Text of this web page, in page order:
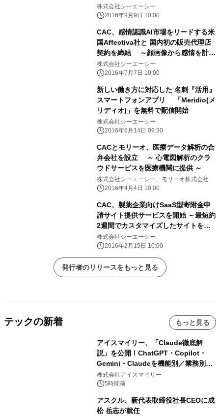
株式会社シーエーシー
2016年9月9日 10:00
CAC、感情認識AI市場をリードする米
国Affectiva社と 国内初の販売代理店
契約を締結 ～顔画像から感情を計
測・分析し、 企業のビジネス拡大を支
援～
株式会社シーエーシー
2016年7月7日 10:00
新しい働き方に対応した 名刺『活用』
スマートフォンアプリ 「Meridio(メ
リディオ)」を無料で配信開始
株式会社シーエーシー
2016年6月14日 09:30
CACとモリーオ、医療データ解析の合
弁会社を設立 ～ 心電図解析のクラ
ウドサービスを医療機関に提供 ～
株式会社シーエーシー、モリーオ株式会社
2016年4月4日 10:00
CAC、製薬企業向けSaaS型寄附金申
請サイト提供サービスを開始 ～最短約
2週間でカスタマイズしたサイトを構
築～
株式会社シーエーシー
2016年2月15日 10:00
発行者のリリースをもっと見る
テックの新着 もっと見る
アイスマイリー、「Claude徹底解
説」を公開！ChatGPT・Copilot・
Gemini・Claudeを機能別／業務別に
比較―自社に合う生成AIの選び方がわ
かる実践ガイド
株式会社アイスマイリー
5時間前
アスクル、新代表取締役社長CEOに成
松 岳志が就任